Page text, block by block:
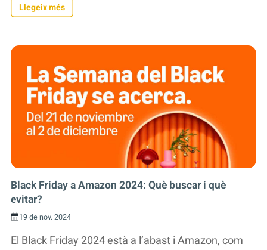
Llegeix més
Black Friday a Amazon 2024: Què buscar i què
evitar?
19 de nov. 2024
El Black Friday 2024 està a l’abast i Amazon, com